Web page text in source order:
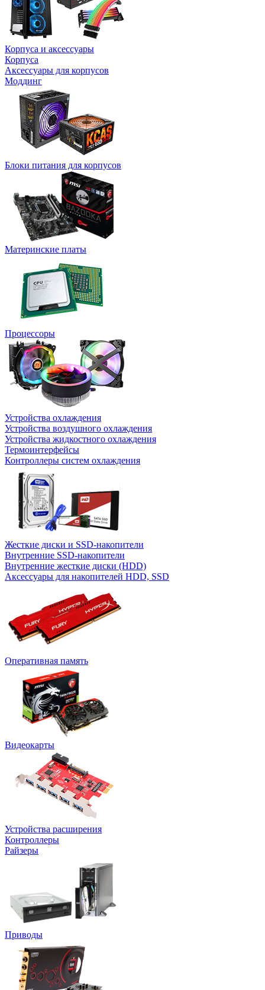
Корпуса и аксессуары
Корпуса
Аксессуары для корпусов
Моддинг
Блоки питания для корпусов
Материнские платы
Процессоры
Устройства охлаждения
Устройства воздушного охлаждения
Устройства жидкостного охлаждения
Термоинтерфейсы
Контроллеры систем охлаждения
Жесткие диски и SSD-накопители
Внутренние SSD-накопители
Внутренние жесткие диски (HDD)
Аксессуары для накопителей HDD, SSD
Оперативная память
Видеокарты
Устройства расширения
Контроллеры
Райзеры
Приводы